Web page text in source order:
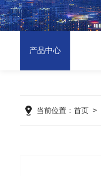
产品中心
当前位置：首页 >